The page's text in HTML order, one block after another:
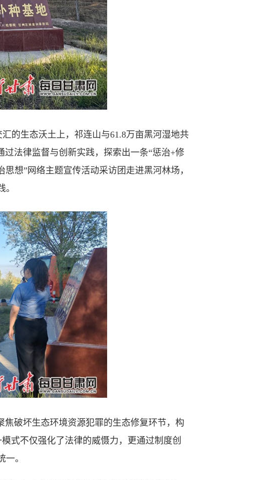
的生态沃土上，祁连山与61.8万亩黑河湿地共
法律监督与创新实践，探索出一条“惩治+修
想”网络主题宣传活动采访团走进黑河林场，
破坏生态环境资源犯罪的生态修复环节，构
式不仅强化了法律的威慑力，更通过制度创
。